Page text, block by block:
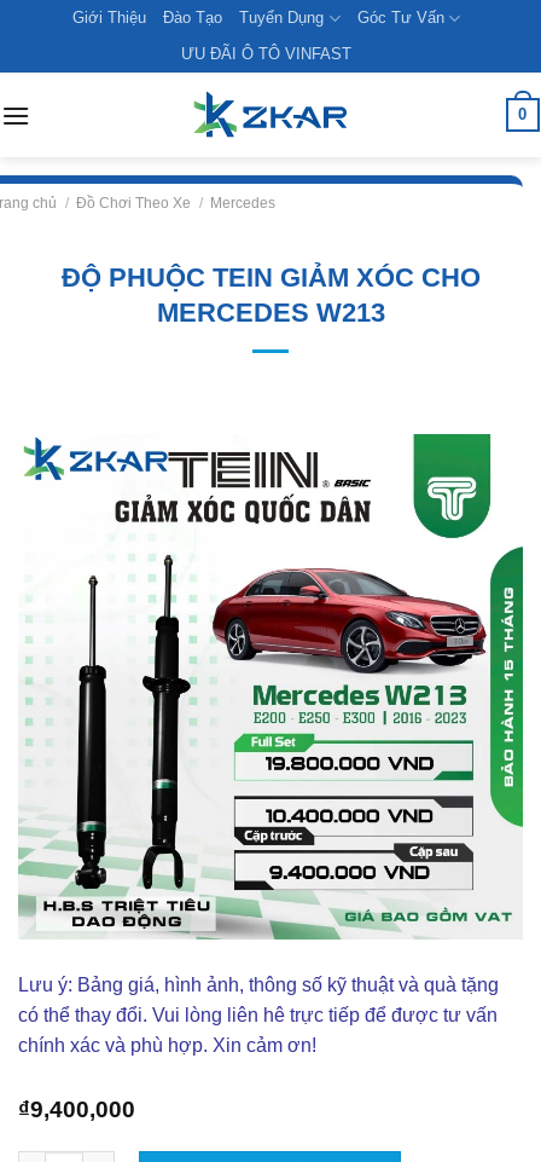
content
Giới Thiệu Đào Tạo Tuyển Dụng
Góc Tư Vấn
ƯU ĐÃI Ô TÔ VINFAST
0
chủ / Đồ Chơi Theo Xe / Mercedes
ĐỘ PHUỘC TEIN GIẢM XÓC CHO
MERCEDES W213
Lưu ý: Bảng giá, hình ảnh, thông số kỹ thuật và quà tặng
có thể thay đổi. Vui lòng liên hê trực tiếp để được tư vấn
chính xác và phù hợp. Xin cảm ơn!
₫9,400,000